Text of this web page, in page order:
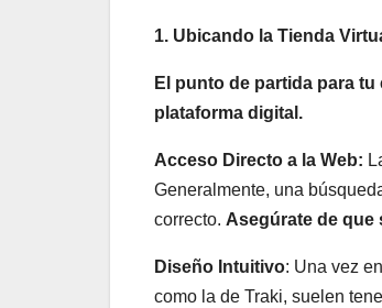
1. Ubicando la Tienda
El punto de partida para
plataforma digital.
Acceso Directo a la Web:
Generalmente, una
correcto. Asegúrate de que
Diseño Intuitivo: Una vez
como la de Traki, suelen